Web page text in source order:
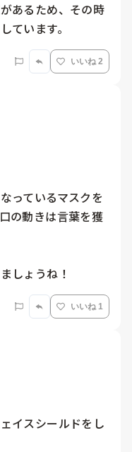
あるため、その時
ています。
いいね 2
っているマスクを
の動きは言葉を獲
しょうね！
いいね 1
イスシールドをし